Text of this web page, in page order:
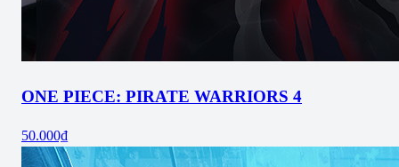
ONE PIECE: PIRATE WARRIORS 4
50.000₫